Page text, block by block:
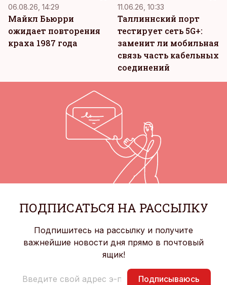
06.08.26, 14:29
Майкл Бьюрри
ожидает повторения
краха 1987 года
11.06.26, 10:33
Таллиннский порт
тестирует сеть 5G+:
заменит ли мобильная
связь часть кабельных
соединений
ПОДПИСАТЬСЯ НА РАССЫЛКУ
Подпишитесь на рассылку и получите
важнейшие новости дня прямо в почтовый
ящик!
Подписываюсь